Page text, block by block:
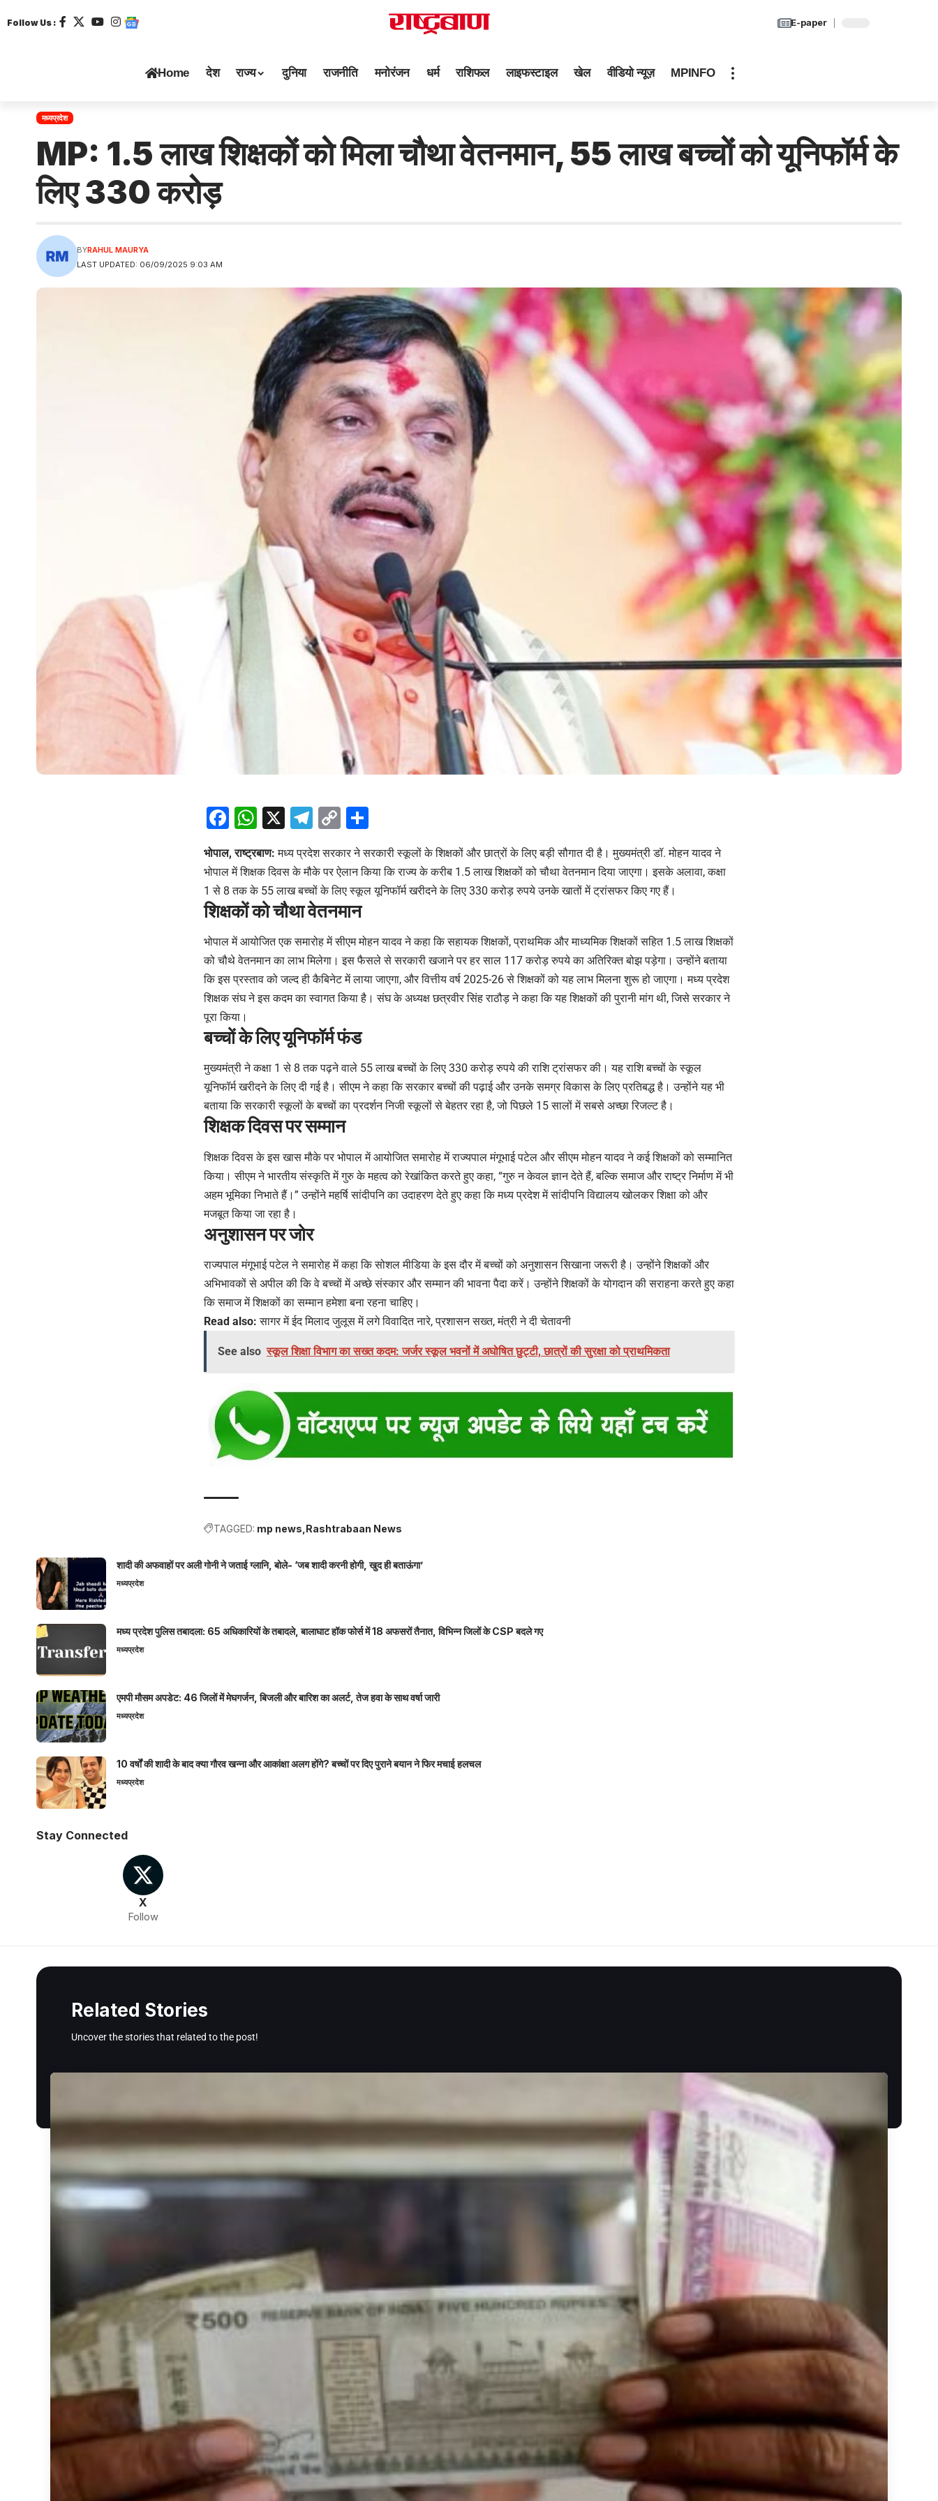
Follow Us : E-paper
Home देश राज्य दुनिया राजनीति मनोरंजन धर्म राशिफल लाइफस्टाइल खेल वीडियो न्यूज़ MPINFO
मध्यप्रदेश
MP: 1.5 लाख शिक्षकों को मिला चौथा वेतनमान, 55 लाख बच्चों को यूनिफॉर्म के
लिए 330 करोड़
LAST UPDATED: 06/09/2025 9:03 AM
BYRAHUL MAURYA
Facebook
WhatsApp
X Telegram
Copy
Link
भोपाल, राष्ट्रबाण: मध्य प्रदेश सरकार ने सरकारी स्कूलों के शिक्षकों और छात्रों के लिए बड़ी सौगात दी है। मुख्यमंत्री डॉ. मोहन यादव ने
भोपाल में शिक्षक दिवस के मौके पर ऐलान किया कि राज्य के करीब 1.5 लाख शिक्षकों को चौथा वेतनमान दिया जाएगा। इसके अलावा, कक्षा
1 से 8 तक के 55 लाख बच्चों के लिए स्कूल यूनिफॉर्म खरीदने के लिए 330 करोड़ रुपये उनके खातों में ट्रांसफर किए गए हैं।
शिक्षकों को चौथा वेतनमान
भोपाल में आयोजित एक समारोह में सीएम मोहन यादव ने कहा कि सहायक शिक्षकों, प्राथमिक और माध्यमिक शिक्षकों सहित 1.5 लाख शिक्षकों
को चौथे वेतनमान का लाभ मिलेगा। इस फैसले से सरकारी खजाने पर हर साल 117 करोड़ रुपये का अतिरिक्त बोझ पड़ेगा। उन्होंने बताया
कि इस प्रस्ताव को जल्द ही कैबिनेट में लाया जाएगा, और वित्तीय वर्ष 2025-26 से शिक्षकों को यह लाभ मिलना शुरू हो जाएगा। मध्य प्रदेश
शिक्षक संघ ने इस कदम का स्वागत किया है। संघ के अध्यक्ष छत्रवीर सिंह राठौड़ ने कहा कि यह शिक्षकों की पुरानी मांग थी, जिसे सरकार ने
पूरा किया।
बच्चों के लिए यूनिफॉर्म फंड
मुख्यमंत्री ने कक्षा 1 से 8 तक पढ़ने वाले 55 लाख बच्चों के लिए 330 करोड़ रुपये की राशि ट्रांसफर की। यह राशि बच्चों के स्कूल
यूनिफॉर्म खरीदने के लिए दी गई है। सीएम ने कहा कि सरकार बच्चों की पढ़ाई और उनके समग्र विकास के लिए प्रतिबद्ध है। उन्होंने यह भी
बताया कि सरकारी स्कूलों के बच्चों का प्रदर्शन निजी स्कूलों से बेहतर रहा है, जो पिछले 15 सालों में सबसे अच्छा रिजल्ट है।
शिक्षक दिवस पर सम्मान
शिक्षक दिवस के इस खास मौके पर भोपाल में आयोजित समारोह में राज्यपाल मंगूभाई पटेल और सीएम मोहन यादव ने कई शिक्षकों को सम्मानित
किया। सीएम ने भारतीय संस्कृति में गुरु के महत्व को रेखांकित करते हुए कहा, “गुरु न केवल ज्ञान देते हैं, बल्कि समाज और राष्ट्र निर्माण में भी
अहम भूमिका निभाते हैं।” उन्होंने महर्षि सांदीपनि का उदाहरण देते हुए कहा कि मध्य प्रदेश में सांदीपनि विद्यालय खोलकर शिक्षा को और
मजबूत किया जा रहा है।
अनुशासन पर जोर
राज्यपाल मंगूभाई पटेल ने समारोह में कहा कि सोशल मीडिया के इस दौर में बच्चों को अनुशासन सिखाना जरूरी है। उन्होंने शिक्षकों और
अभिभावकों से अपील की कि वे बच्चों में अच्छे संस्कार और सम्मान की भावना पैदा करें। उन्होंने शिक्षकों के योगदान की सराहना करते हुए कहा
कि समाज में शिक्षकों का सम्मान हमेशा बना रहना चाहिए।
Read also: सागर में ईद मिलाद जुलूस में लगे विवादित नारे, प्रशासन सख्त, मंत्री ने दी चेतावनी
See also स्कूल शिक्षा विभाग का सख्त कदम: जर्जर स्कूल भवनों में अघोषित छुट्टी, छात्रों की सुरक्षा को प्राथमिकता
TAGGED: mp news Rashtrabaan News
शादी की अफवाहों पर अली गोनी ने जताई ग्लानि, बोले- ‘जब शादी करनी होगी, खुद ही बताऊंगा’
मध्यप्रदेश
मध्य प्रदेश पुलिस तबादला: 65 अधिकारियों के तबादले, बालाघाट हॉक फोर्स में 18 अफसरों तैनात, विभिन्न जिलों के CSP बदले गए
मध्यप्रदेश
एमपी मौसम अपडेट: 46 जिलों में मेघगर्जन, बिजली और बारिश का अलर्ट, तेज हवा के साथ वर्षा जारी
मध्यप्रदेश
10 वर्षों की शादी के बाद क्या गौरव खन्ना और आकांक्षा अलग होंगे? बच्चों पर दिए पुराने बयान ने फिर मचाई हलचल
मध्यप्रदेश
Stay Connected
X
Follow
Related Stories
Uncover the stories that related to the post!